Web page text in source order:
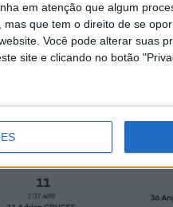
em atenção que algum
que tem o direito de se
Você pode alterar suas
site e clicando no botão